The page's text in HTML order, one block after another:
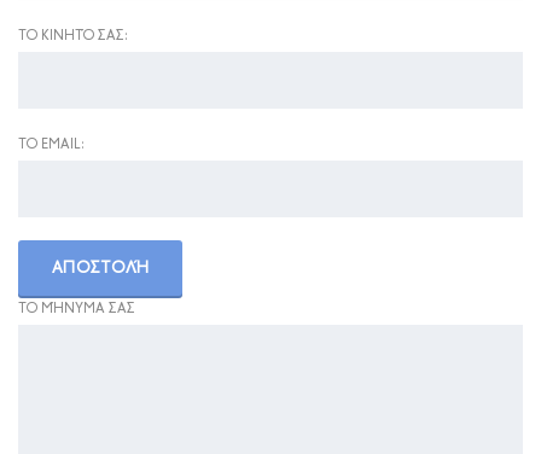
ΤΟ ΚΙΝΗΤΌ ΣΑΣ:
ΤΟ EMAIL:
ΤΟ ΜΉΝΥΜΑ ΣΑΣ